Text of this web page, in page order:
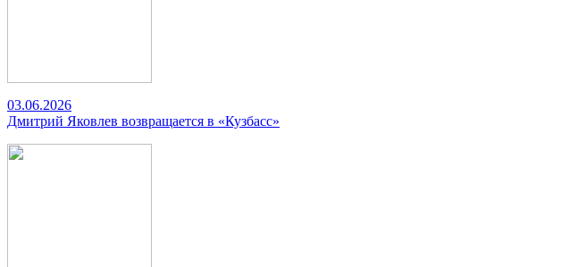
03.06.2026
Дмитрий Яковлев возвращается в «Кузбасс»